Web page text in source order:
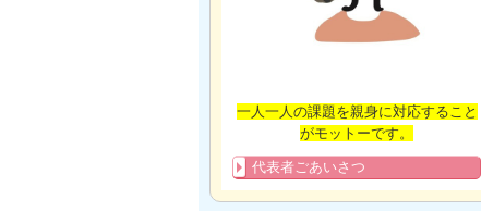
一人一人の課題を親身に対応すること
がモットーです。
代表者ごあいさつ